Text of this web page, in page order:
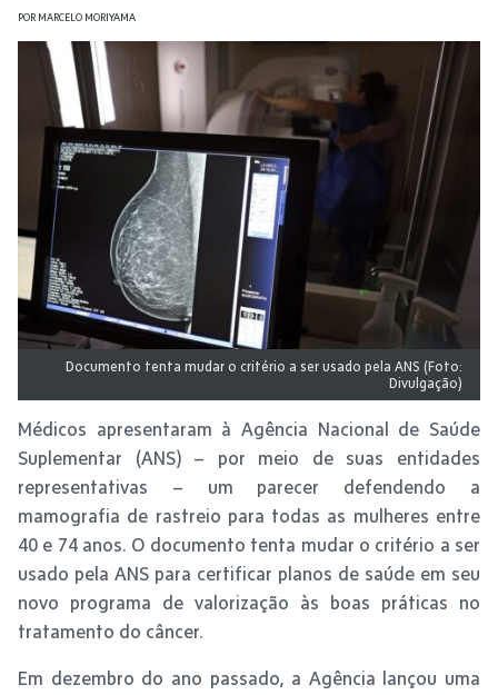
POR MARCELO MORIYAMA
Documento tenta mudar o critério a ser usado pela ANS (Foto:
Divulgação)
Médicos apresentaram à Agência Nacional de Saúde
Suplementar (ANS) – por meio de suas entidades
representativas – um parecer defendendo a
mamografia de rastreio para todas as mulheres entre
40 e 74 anos. O documento tenta mudar o critério a ser
usado pela ANS para certificar planos de saúde em seu
novo programa de valorização às boas práticas no
tratamento do câncer.
Em dezembro do ano passado, a Agência lançou uma